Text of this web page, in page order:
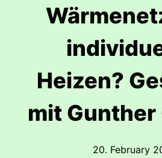
Heizen?
mit
20. February